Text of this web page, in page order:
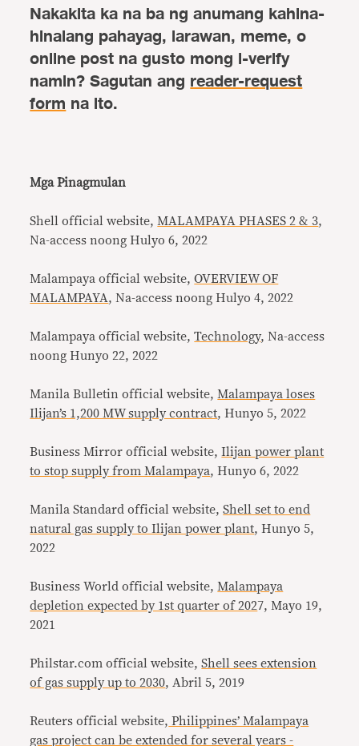
Nakakita ka na ba ng anumang kahina-
hinalang pahayag, larawan, meme, o
online post na gusto mong i-verify
namin? Sagutan angreader-request
formna ito.
Mga Pinagmulan
Shell official website, MALAMPAYA PHASES 2 & 3,
Na-access noong Hulyo 6, 2022
Malampaya official website,OVERVIEW OF
MALAMPAYA, Na-access noong Hulyo 4, 2022
Malampaya official website,Technology, Na-access
noong Hunyo 22, 2022
Manila Bulletin official website, Malampaya loses
Ilijan’s 1,200 MW supply contract, Hunyo 5, 2022
Business Mirror official website,Ilijan power plant
to stop supply from Malampaya, Hunyo 6, 2022
Manila Standard official website,Shell set to end
natural gas supply to Ilijan power plant, Hunyo 5,
2022
Business World official website, Malampaya
depletion expected by 1st quarter of 2027, Mayo 19,
2021
Philstar.com official website,Shell sees extension
of gas supply up to 2030, Abril 5, 2019
Reuters official website, Philippines’ Malampaya
gas project can be extended for several years -